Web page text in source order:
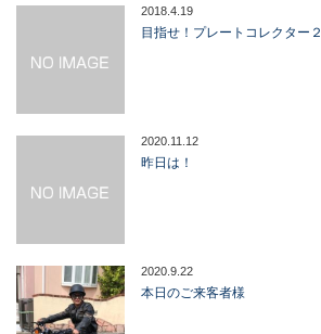
2018.4.19
目指せ！プレートコレクター２
2020.11.12
昨日は！
2020.9.22
本日のご来客者様